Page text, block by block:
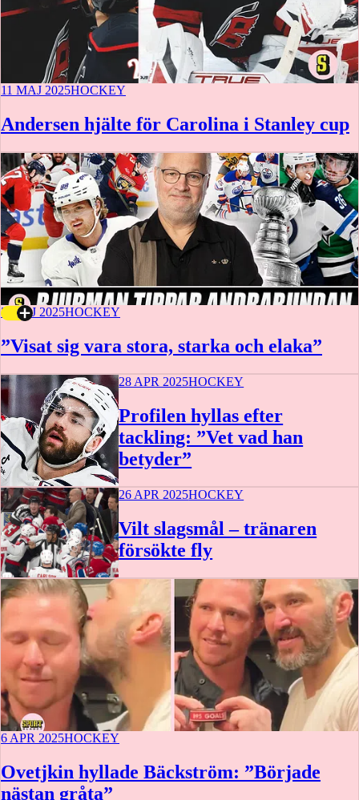
11 MAJ 2025HOCKEY
Andersen hjälte för Carolina i Stanley cup
5 MAJ 2025HOCKEY
”Visat sig vara stora, starka och elaka”
28 APR 2025HOCKEY
Profilen hyllas efter
tackling: ”Vet vad han
betyder”
26 APR 2025HOCKEY
Vilt slagsmål – tränaren
försökte fly
6 APR 2025HOCKEY
Ovetjkin hyllade Bäckström: ”Började
nästan gråta”